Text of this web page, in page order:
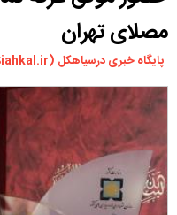
مسیر
مصلای تهران
پایگاه خبری درسیاهکل (DarSiahkal.ir)